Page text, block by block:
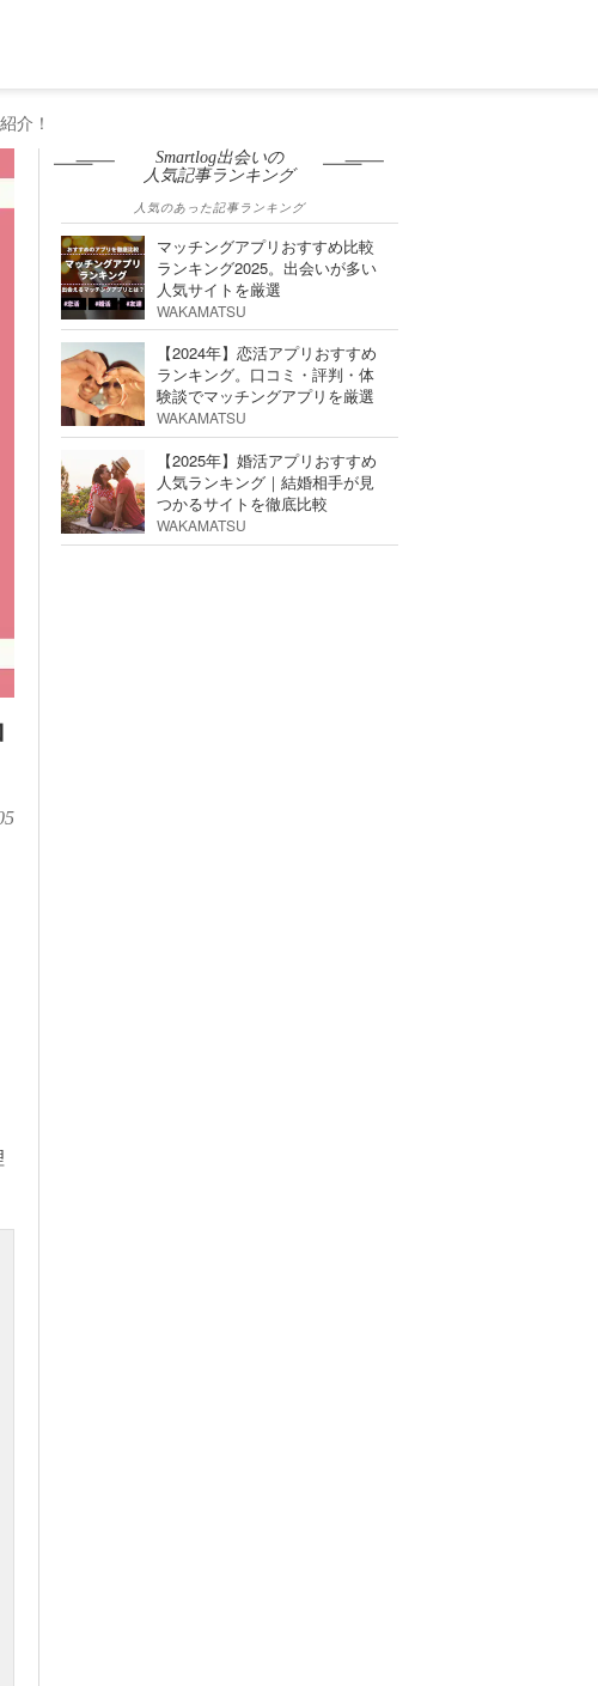
介！
Smartlog出会いの
人気記事ランキング
人気のあった記事ランキング
マッチングアプリおすすめ比較
ランキング2025。出会いが多い
人気サイトを厳選
WAKAMATSU
【2024年】恋活アプリおすすめ
ランキング。口コミ・評判・体
験談でマッチングアプリを厳選
WAKAMATSU
【2025年】婚活アプリおすすめ
人気ランキング｜結婚相手が見
つかるサイトを徹底比較
WAKAMATSU